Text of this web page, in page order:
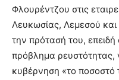
Φλουρέντζου στις
Λευκωσίας, Λεμεσού
την πρότασή του, επειδή
πρόβλημα ρευστότητας,
κυβέρνηση «το